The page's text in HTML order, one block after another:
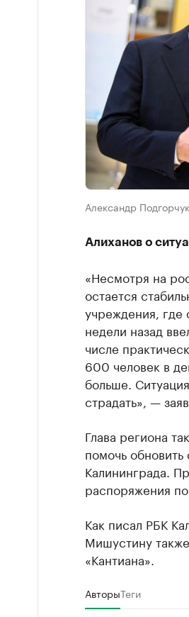
Александр Подгорчук
Алиханов о
«Несмотря на
остается
учреждения, где
недели назад
числе
600 человек в
больше.
страдать», —
Глава региона
помочь
Калининграда.
распоряжения
Как писал РБК
Мишустину также
«Кантиана».
АвторыТеги